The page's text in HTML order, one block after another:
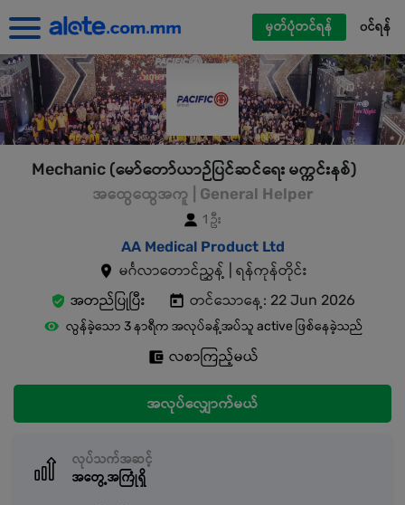
မှတ်ပုံတင်ရန် ၀င်ရန်
Mechanic (မော်တော်ယာဉ်ပြင်ဆင်ရေး မက္ကင်းနစ်)
အထွေထွေအကူ | General Helper
1 ဦး
AA Medical Product Ltd
မင်္ဂလာတောင်ညွှန့် | ရန်ကုန်တိုင်း
အတည်ပြုပြီး
တင်သောနေ့: 22 Jun 2026
လွန်ခဲ့သော 3 နာရီက အလုပ်ခန့်အပ်သူ active ဖြစ်နေခဲ့သည်
လစာကြည့်မယ်
အလုပ်လျှောက်မယ်
လုပ်သက်အဆင့်
အတွေ့အကြုံရှိ